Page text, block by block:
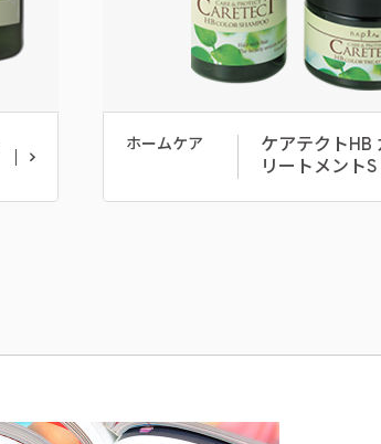
ホームケア
ケアテクトHB
リートメント